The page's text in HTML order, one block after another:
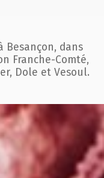
Besançon, dans
Franche-Comté,
Dole et Vesoul.